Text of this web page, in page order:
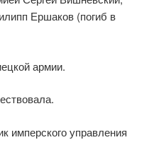
Ершаков (погиб в
армии.
имперского управления